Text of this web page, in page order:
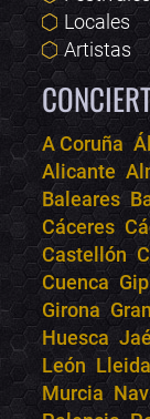
Locales
Artistas
A Coruña
Alicante
Baleares
Cáceres
Castellón
Cuenca
Girona
Huesca
León Lleida
Murcia